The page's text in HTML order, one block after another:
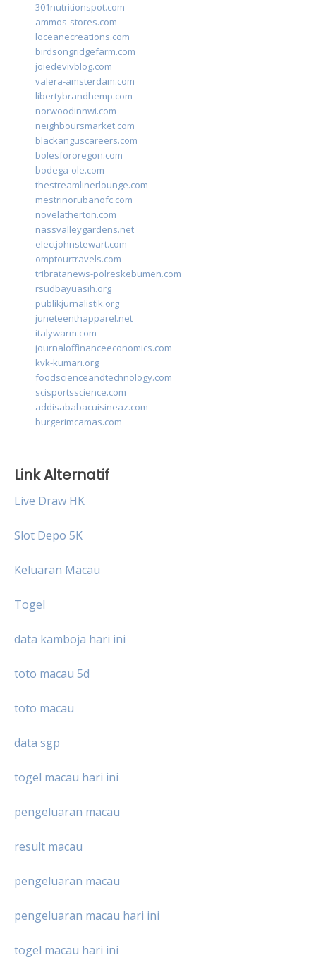
301nutritionspot.com
ammos-stores.com
loceanecreations.com
birdsongridgefarm.com
joiedevivblog.com
valera-amsterdam.com
libertybrandhemp.com
norwoodinnwi.com
neighboursmarket.com
blackanguscareers.com
bolesfororegon.com
bodega-ole.com
thestreamlinerlounge.com
mestrinorubanofc.com
novelatherton.com
nassvalleygardens.net
electjohnstewart.com
omptourtravels.com
tribratanews-polreskebumen.com
rsudbayuasih.org
publikjurnalistik.org
juneteenthapparel.net
italywarm.com
journaloffinanceeconomics.com
kvk-kumari.org
foodscienceandtechnology.com
scisportsscience.com
addisababacuisineaz.com
burgerimcamas.com
Link Alternatif
Live Draw HK
Slot Depo 5K
Keluaran Macau
Togel
data kamboja hari ini
toto macau 5d
toto macau
data sgp
togel macau hari ini
pengeluaran macau
result macau
pengeluaran macau
pengeluaran macau hari ini
togel macau hari ini